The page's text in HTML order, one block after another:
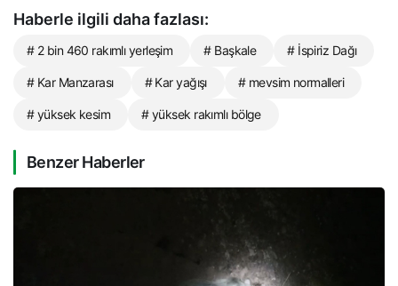
Haberle ilgili daha fazlası:
# 2 bin 460 rakımlı yerleşim # Başkale # İspiriz Dağı
# Kar Manzarası # Kar yağışı # mevsim normalleri
# yüksek kesim # yüksek rakımlı bölge
Benzer Haberler